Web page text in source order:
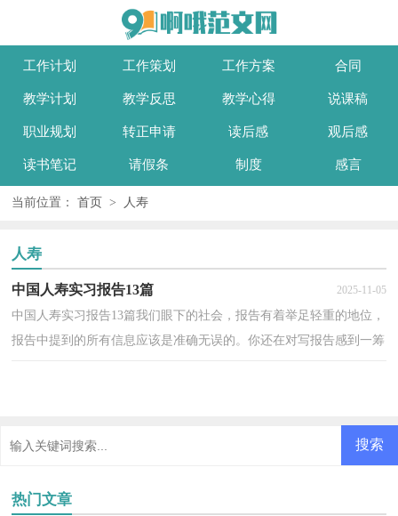
工作计划 工作策划 工作方案 合同
教学计划 教学反思 教学心得 说课稿
职业规划 转正申请 读后感 观后感
读书笔记 请假条 制度 感言
当前位置： 首页 > 人寿
人寿
中国人寿实习报告13篇 2025-11-05
中国人寿实习报告13篇我们眼下的社会，报告有着举足轻重的地位，
报告中提到的所有信息应该是准确无误的。你还在对写报告感到一筹
热门文章